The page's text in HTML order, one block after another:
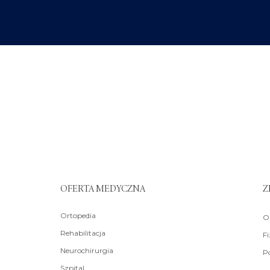
OFERTA MEDYCZNA
Ortopedia
Rehabilitacja
Neurochirurgia
Szpital